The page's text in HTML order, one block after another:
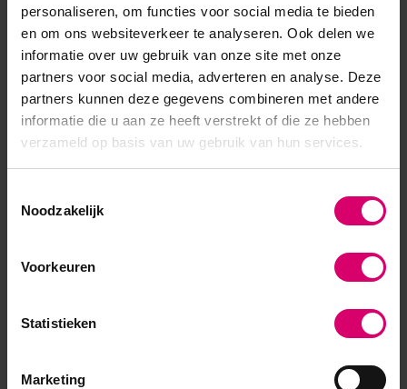
personaliseren, om functies voor social media te bieden
en om ons websiteverkeer te analyseren. Ook delen we
informatie over uw gebruik van onze site met onze
partners voor social media, adverteren en analyse. Deze
partners kunnen deze gegevens combineren met andere
informatie die u aan ze heeft verstrekt of die ze hebben
verzameld op basis van uw gebruik van hun services.
Noodzakelijk
Voorkeuren
Statistieken
Marketing
Artikelnummer 32737
SKU 467138